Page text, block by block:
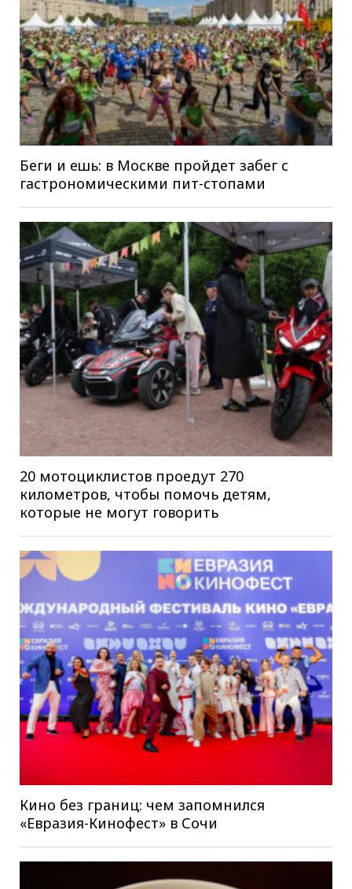
Беги и ешь: в Москве пройдет забег с
гастрономическими пит-стопами
20 мотоциклистов проедут 270
километров, чтобы помочь детям,
которые не могут говорить
Кино без границ: чем запомнился
«Евразия-Кинофест» в Сочи